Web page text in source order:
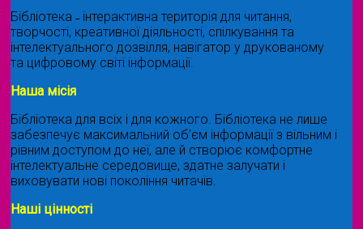
Бібліотека ˗ інтерактивна територія для читання,
творчості, креативної діяльності, спілкування та
інтелектуального дозвілля, навігатор у друкованому
та цифровому світі інформації.
Наша місія
Бібліотека для всіх і для кожного. Бібліотека не лише
забезпечує максимальний об'єм інформації з вільним і
рівним доступом до неї, але й створює комфортне
інтелектуальне середовище, здатне залучати і
виховувати нові покоління читачів.
Наші цінності